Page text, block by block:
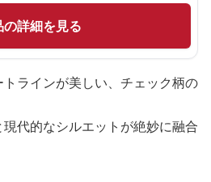
の詳細を見る
ラインが美しい、チェック柄の
代的なシルエットが絶妙に融合